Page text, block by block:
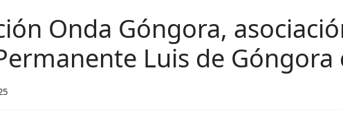
Onda Góngora,
Luis de